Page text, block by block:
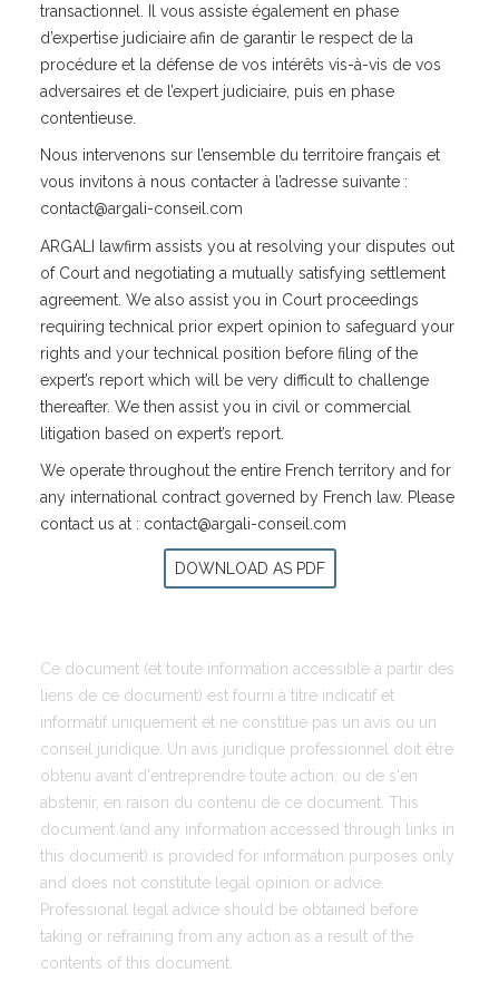
transactionnel. Il vous assiste également en phase
d’expertise judiciaire afin de garantir le respect de la
procédure et la défense de vos intérêts vis-à-vis de vos
adversaires et de l’expert judiciaire, puis en phase
contentieuse.
Nous intervenons sur l’ensemble du territoire français et
vous invitons à nous contacter à l’adresse suivante :
contact@argali-conseil.com
ARGALI lawfirm assists you at resolving your disputes out
of Court and negotiating a mutually satisfying settlement
agreement. We also assist you in Court proceedings
requiring technical prior expert opinion to safeguard your
rights and your technical position before filing of the
expert’s report which will be very difficult to challenge
thereafter. We then assist you in civil or commercial
litigation based on expert’s report.
We operate throughout the entire French territory and for
any international contract governed by French law. Please
contact us at : contact@argali-conseil.com
DOWNLOAD AS PDF
Ce document (et toute information accessible à partir des
liens de ce document) est fourni à titre indicatif et
informatif uniquement et ne constitue pas un avis ou un
conseil juridique. Un avis juridique professionnel doit être
obtenu avant d'entreprendre toute action, ou de s'en
abstenir, en raison du contenu de ce document. This
document (and any information accessed through links in
this document) is provided for information purposes only
and does not constitute legal opinion or advice.
Professional legal advice should be obtained before
taking or refraining from any action as a result of the
contents of this document.